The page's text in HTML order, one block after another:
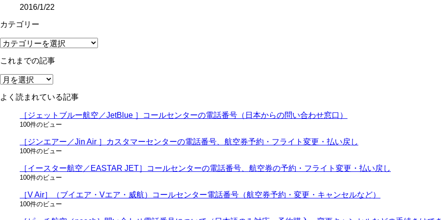
2016/1/22
カテゴリー
カ
ゴ
リ
ー
これまでの記事
こ
ま
よく読まれている記事
［ジェットブルー航空／JetBlue ］コールセンターの電話番号（日本からの問い合わせ窓口）
100件のビュー
［ジンエアー／Jin Air ］カスタマーセンターの電話番号、航空券予約・フライト変更・払い戻し
100件のビュー
［イースター航空／EASTAR JET］コールセンターの電話番号、航空券の予約・フライト変更・払い戻し
100件のビュー
［V Air］（ブイエア・Vエア・威航）コールセンター電話番号（航空券予約・変更・キャンセルなど）
100件のビュー